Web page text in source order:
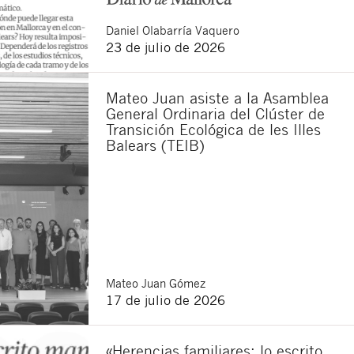
Daniel Olabarría Vaquero
23 de julio de 2026
Mateo Juan asiste a la Asamblea
General Ordinaria del Clúster de
Transición Ecológica de les Illes
Balears (TEIB)
Mateo Juan Gómez
17 de julio de 2026
del tratamiento
los datos, así como